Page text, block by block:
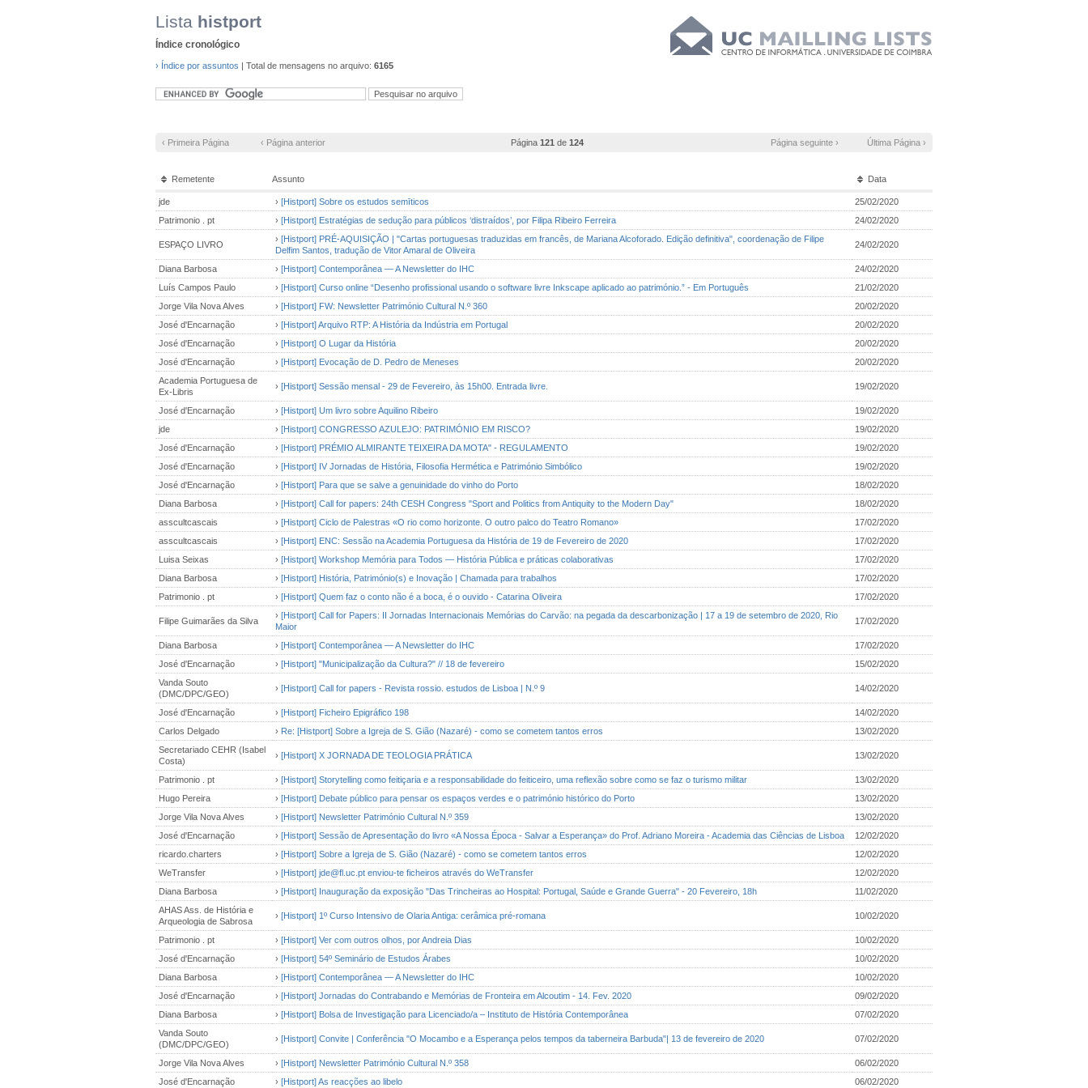
Lista histport
Índice cronológico
› Índice por assuntos | Total de mensagens no arquivo: 6165
‹ Primeira Página ‹ Página anterior Página 121 de 124 Página seguinte › Última Página ›
Remetente Assunto Data
jde › [Histport] Sobre os estudos semīticos
25/02/2020
Patrimonio . pt
› [Histport] Estratégias de sedução para públicos ‘distraídos’, por Filipa Ribeiro Ferreira 24/02/2020
ESPAÇO LIVRO
› [Histport] PRÉ-AQUISIÇÃO | "Cartas portuguesas traduzidas em francês, de Mariana Alcoforado. Edição definitiva", coordenação de Filipe
Delfim Santos, tradução de Vitor Amaral de Oliveira
24/02/2020
Diana Barbosa › [Histport] Contemporânea — A Newsletter do IHC
24/02/2020
Luís Campos Paulo
› [Histport] Curso online “Desenho profissional usando o software livre Inkscape aplicado ao património.” - Em Português
21/02/2020
Jorge Vila Nova Alves
› [Histport] FW: Newsletter Património Cultural N.º 360
20/02/2020
José d'Encarnação
› [Histport] Arquivo RTP: A História da Indústria em Portugal
20/02/2020
José d'Encarnação
› [Histport] O Lugar da História
20/02/2020
José d'Encarnação
› [Histport] Evocação de D. Pedro de Meneses
20/02/2020
Academia Portuguesa de
Ex-Libris
› [Histport] Sessão mensal - 29 de Fevereiro, às 15h00. Entrada livre. 19/02/2020
José d'Encarnação › [Histport] Um livro sobre Aquilino Ribeiro
19/02/2020
jde
› [Histport] CONGRESSO AZULEJO: PATRIMÓNIO EM RISCO?
19/02/2020
José d'Encarnação
› [Histport] PRÉMIO ALMIRANTE TEIXEIRA DA MOTA" - REGULAMENTO
19/02/2020
José d'Encarnação
› [Histport] IV Jornadas de História, Filosofia Hermética e Património Simbólico
19/02/2020
José d'Encarnação
› [Histport] Para que se salve a genuinidade do vinho do Porto
18/02/2020
Diana Barbosa
› [Histport] Call for papers: 24th CESH Congress "Sport and Politics from Antiquity to the Modern Day"
18/02/2020
asscultcascais
› [Histport] Ciclo de Palestras «O rio como horizonte. O outro palco do Teatro Romano»
17/02/2020
asscultcascais
› [Histport] ENC: Sessão na Academia Portuguesa da História de 19 de Fevereiro de 2020
17/02/2020
Luisa Seixas
› [Histport] Workshop Memória para Todos — História Pública e práticas colaborativas
17/02/2020
Diana Barbosa
› [Histport] História, Património(s) e Inovação | Chamada para trabalhos
17/02/2020
Patrimonio . pt
› [Histport] Quem faz o conto não é a boca, é o ouvido - Catarina Oliveira 17/02/2020
Filipe Guimarães da Silva
› [Histport] Call for Papers: II Jornadas Internacionais Memórias do Carvão: na pegada da descarbonização | 17 a 19 de setembro de 2020, Rio
Maior
17/02/2020
Diana Barbosa › [Histport] Contemporânea — A Newsletter do IHC
17/02/2020
José d'Encarnação
› [Histport] "Municipalização da Cultura?" // 18 de fevereiro
15/02/2020
Vanda Souto
(DMC/DPC/GEO)
› [Histport] Call for papers - Revista rossio. estudos de Lisboa | N.º 9 14/02/2020
José d'Encarnação › [Histport] Ficheiro Epigráfico 198
14/02/2020
Carlos Delgado
› Re: [Histport] Sobre a Igreja de S. Gião (Nazaré) - como se cometem tantos erros
13/02/2020
Secretariado CEHR (Isabel
Costa)
› [Histport] X JORNADA DE TEOLOGIA PRÁTICA 13/02/2020
Patrimonio . pt › [Histport] Storytelling como feitiçaria e a responsabilidade do feiticeiro, uma reflexão sobre como se faz o turismo militar
13/02/2020
Hugo Pereira
› [Histport] Debate público para pensar os espaços verdes e o património histórico do Porto
13/02/2020
Jorge Vila Nova Alves
› [Histport] Newsletter Património Cultural N.º 359
13/02/2020
José d'Encarnação
› [Histport] Sessão de Apresentação do livro «A Nossa Época - Salvar a Esperança» do Prof. Adriano Moreira - Academia das Ciências de Lisboa
12/02/2020
ricardo.charters
› [Histport] Sobre a Igreja de S. Gião (Nazaré) - como se cometem tantos erros
12/02/2020
WeTransfer
› [Histport] jde@fl.uc.pt enviou-te ficheiros através do WeTransfer
12/02/2020
Diana Barbosa
› [Histport] Inauguração da exposição "Das Trincheiras ao Hospital: Portugal, Saúde e Grande Guerra" - 20 Fevereiro, 18h
11/02/2020
AHAS Ass. de História e
Arqueologia de Sabrosa
› [Histport] 1º Curso Intensivo de Olaria Antiga: cerâmica pré-romana 10/02/2020
Patrimonio . pt › [Histport] Ver com outros olhos, por Andreia Dias
10/02/2020
José d'Encarnação
› [Histport] 54º Seminário de Estudos Árabes
10/02/2020
Diana Barbosa
› [Histport] Contemporânea — A Newsletter do IHC
10/02/2020
José d'Encarnação
› [Histport] Jornadas do Contrabando e Memórias de Fronteira em Alcoutim - 14. Fev. 2020
09/02/2020
Diana Barbosa
› [Histport] Bolsa de Investigação para Licenciado/a – Instituto de História Contemporânea
07/02/2020
Vanda Souto
(DMC/DPC/GEO)
› [Histport] Convite | Conferência "O Mocambo e a Esperança pelos tempos da taberneira Barbuda"| 13 de fevereiro de 2020 07/02/2020
Jorge Vila Nova Alves › [Histport] Newsletter Património Cultural N.º 358
06/02/2020
José d'Encarnação
› [Histport] As reacções ao libelo 06/02/2020